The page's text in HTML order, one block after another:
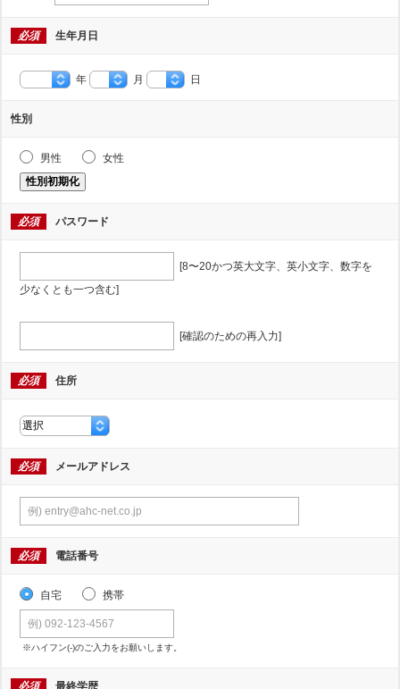
必須 生年月日
年 月 日
性別
男性
女性
性別初期化
必須 パスワード
[8〜20かつ英大文字、英小文字、数字を
少なくとも一つ含む]
[確認のための再入力]
必須 住所
必須 メールアドレス
必須 電話番号
自宅 携帯
※ハイフン(-)のご入力をお願いします。
必須 最終学歴